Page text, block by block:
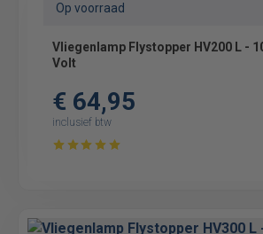
Op voorraad
Vliegenlamp Flystopper HV200 L -
Volt
€ 64,95
inclusief btw